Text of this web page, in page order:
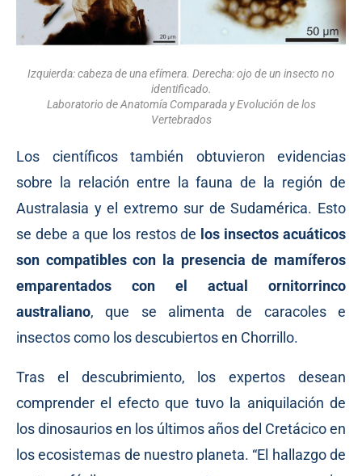
Izquierda: cabeza de una efímera. Derecha: ojo de un insecto no
identificado.
Laboratorio de Anatomía Comparada y Evolución de los
Vertebrados
Los científicos también obtuvieron evidencias
sobre la relación entre la fauna de la región de
Australasia y el extremo sur de Sudamérica. Esto
se debe a que los restos de los insectos acuáticos
son compatibles con la presencia de mamíferos
emparentados con el actual ornitorrinco
australiano, que se alimenta de caracoles e
insectos como los descubiertos en Chorrillo.
Tras el descubrimiento, los expertos desean
comprender el efecto que tuvo la aniquilación de
los dinosaurios en los últimos años del Cretácico en
los ecosistemas de nuestro planeta. “El hallazgo de